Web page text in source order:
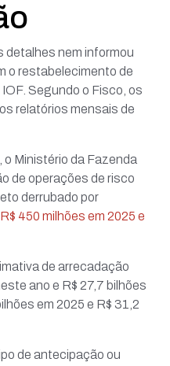
detalhes nem informou
o restabelecimento de
Segundo o Fisco, os
relatórios mensais de
Ministério da Fazenda
de operações de risco
derrubado por
450 milhões em 2025 e
de arrecadação
ano e R$ 27,7 bilhões
em 2025 e R$ 31,2
de antecipação ou